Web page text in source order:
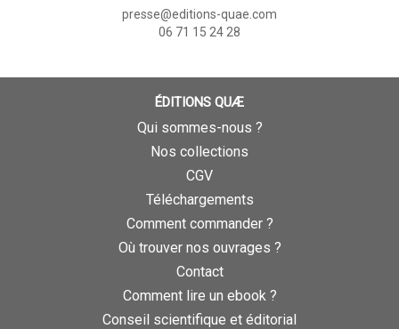
presse@editions-quae.com
06 71 15 24 28
ÉDITIONS QUÆ
Qui sommes-nous ?
Nos collections
CGV
Téléchargements
Comment commander ?
Où trouver nos ouvrages ?
Contact
Comment lire un ebook ?
Conseil scientifique et éditorial